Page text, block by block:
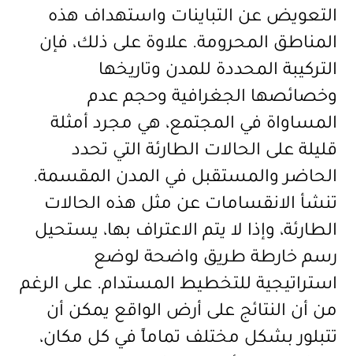
التعويض عن التباينات واستهداف هذه
المناطق المحرومة. علاوة على ذلك، فإن
التركيبة المحددة للمدن وتاريخها
وخصائصها الجغرافية وحجم عدم
المساواة في المجتمع، هي مجرد أمثلة
قليلة على الحالات الطارئة التي تحدد
الحاضر والمستقبل في المدن المقسمة.
تنشأ الانقسامات عن مثل هذه الحالات
الطارئة، وإذا لا يتم الاعتراف بها، يستحيل
رسم خارطة طريق واضحة لوضع
استراتيجية للتخطيط المستدام. على الرغم
من أن النتائج على أرض الواقع يمكن أن
تتبلور بشكل مختلف تماماً في كل مكان،